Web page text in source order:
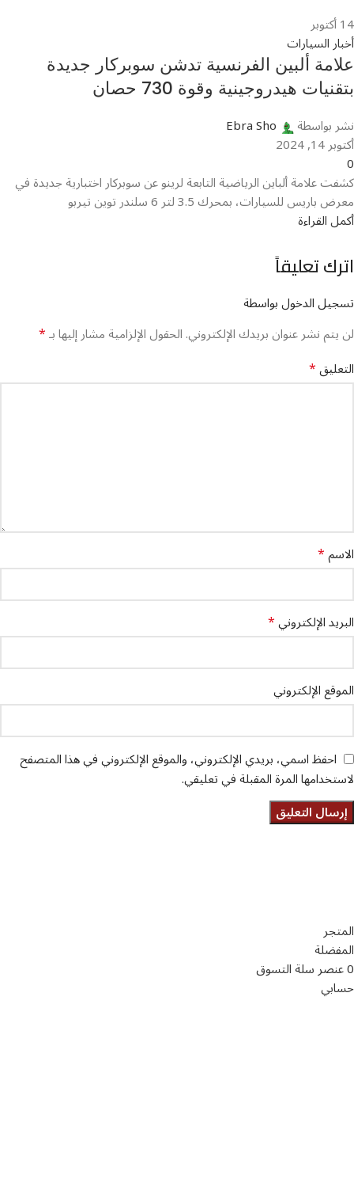
14أكتوبر
أخبار السيارات
علامة ألبين الفرنسية تدشن سوبركار جديدة
بتقنيات هيدروجينية وقوة 730 حصان
نشر بواسطة Ebra Sho
أكتوبر 14, 2024
0
كشفت علامة ألباين الرياضية التابعة لرينو عن سوبركار اختبارية جديدة في
معرض باريس للسيارات، بمحرك 3.5 لتر 6 سلندر توين تيربو
أكمل القراءة
اترك تعليقاً
تسجيل الدخول بواسطة
لن يتم نشر عنوان بريدك الإلكتروني.الحقول الإلزامية مشار إليها بـ*
التعليق*
الاسم*
البريد الإلكتروني*
الموقع الإلكتروني
احفظ اسمي، بريدي الإلكتروني، والموقع الإلكتروني في هذا المتصفح
لاستخدامها المرة المقبلة في تعليقي.
المتجر
المفضلة
0عنصرسلة التسوق
حسابي